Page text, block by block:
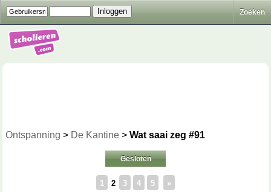
Zoeken
Ontspanning > De Kantine > Wat saai zeg #91
Gesloten
1 2 3 4 5 »